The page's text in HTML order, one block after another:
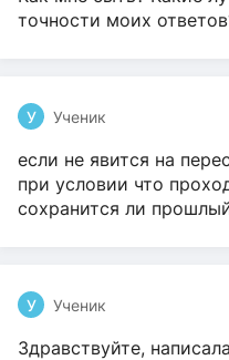
точности моих
У Ученик
если не явится на
при условии что
сохранится ли
У Ученик
Здравствуйте,